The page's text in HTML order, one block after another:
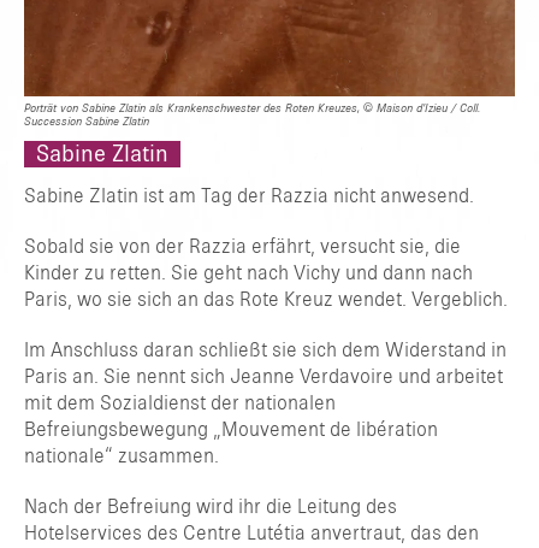
Porträt von Sabine Zlatin als Krankenschwester des Roten Kreuzes, © Maison d’Izieu / Coll.
Succession Sabine Zlatin
Sabine Zlatin
Sabine Zlatin ist am Tag der Razzia nicht anwesend.
Sobald sie von der Razzia erfährt, versucht sie, die
Kinder zu retten. Sie geht nach Vichy und dann nach
Paris, wo sie sich an das Rote Kreuz wendet. Vergeblich.
Im Anschluss daran schließt sie sich dem Widerstand in
Paris an. Sie nennt sich Jeanne Verdavoire und arbeitet
mit dem Sozialdienst der nationalen
Befreiungsbewegung „Mouvement de libération
nationale“ zusammen.
Nach der Befreiung wird ihr die Leitung des
Hotelservices des Centre Lutétia anvertraut, das den